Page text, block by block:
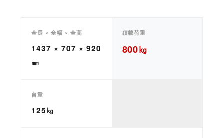
全長 × 全幅 × 全高
1437 × 707 × 920
㎜
積載荷重
800㎏
自重
125㎏